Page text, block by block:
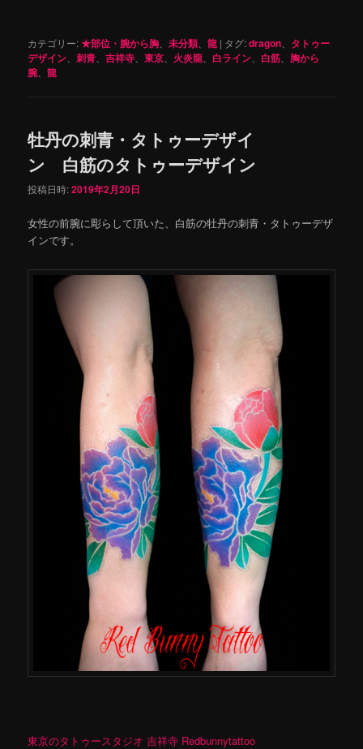
カテゴリー:★部位・腕から胸 、未分類 、龍 | タグ:dragon
タトゥー
デザイン 、刺青 、吉祥寺 、東京 火炎龍 白ライン 白筋
胸から
腕 、龍
牡丹の刺青・タトゥーデザイ
ン 白筋のタトゥーデザイン
投稿日時:2019年2月20日
女性の前腕に彫らして頂いた、白筋の牡丹の刺青・タトゥーデザ
インです。
東京のタトゥースタジオ 吉祥寺 Redbunnytattoo